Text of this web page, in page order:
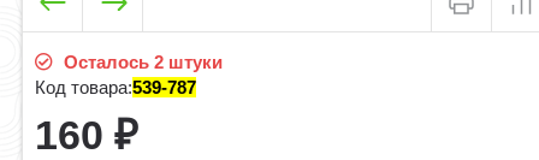
Осталось 2 штуки
Код товара:539-787
160₽